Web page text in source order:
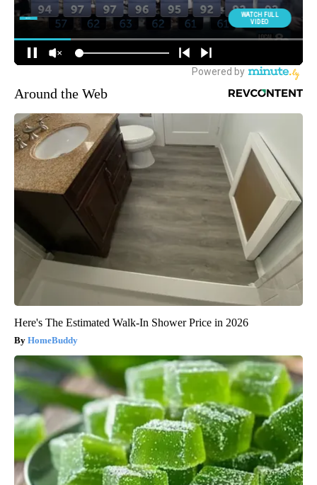
Around the Web
Here's The Estimated Walk-In Shower Price in 2026
HomeBuddy